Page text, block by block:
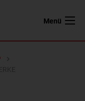
Menü